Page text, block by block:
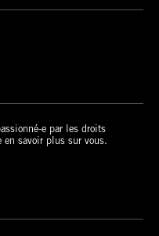
e par les droits
en savoir plus sur vous.